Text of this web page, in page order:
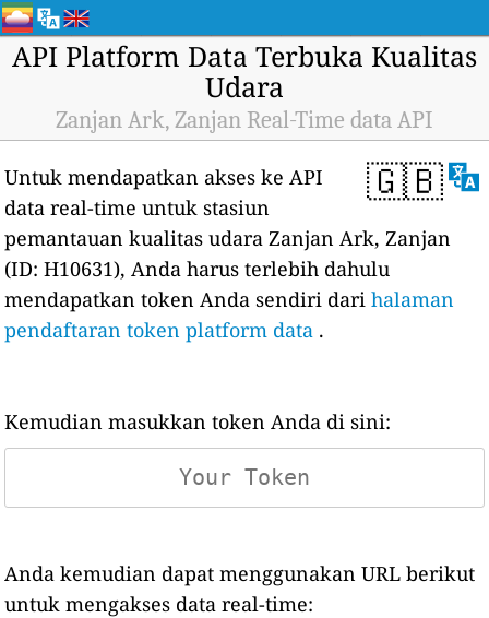
API Platform Data Terbuka Kualitas
Udara
Zanjan Ark, Zanjan Real-Time data API
🇬🇧
Untuk mendapatkan akses ke API
data real-time untuk stasiun
pemantauan kualitas udara Zanjan Ark, Zanjan
(ID: H10631), Anda harus terlebih dahulu
mendapatkan token Anda sendiri darihalaman
pendaftaran token platform data .
Kemudian masukkan token Anda di sini:
Anda kemudian dapat menggunakan URL berikut
untuk mengakses data real-time: